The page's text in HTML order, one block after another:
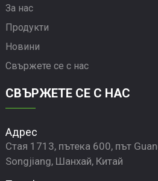
За нас
Продукти
Новини
Свържете се с нас
СВЪРЖЕТЕ СЕ С НАС
Адрес
Стая 1713, пътека 600, път
Songjiang, Шанхай, Китай